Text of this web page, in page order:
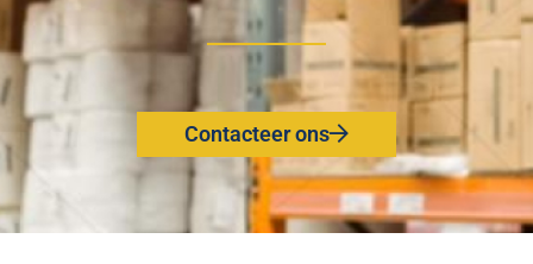
Contacteer ons